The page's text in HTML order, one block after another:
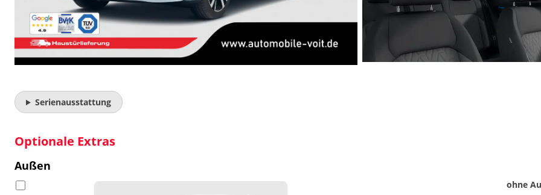
Festnetz
0961 381 762
E-Mail
m.voit@automobile-
Serienausstattung
Optionale Extras
Außen
ohne